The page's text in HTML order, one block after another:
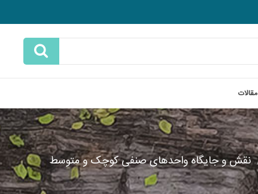
مقالات
نقش و جایگاه واحدهای صنفی کوچک و متوسط